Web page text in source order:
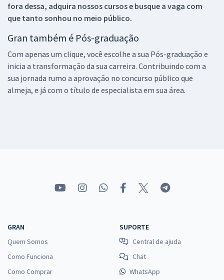
fora dessa, adquira nossos cursos e busque a vaga com
que tanto sonhou no meio público.
Gran também é Pós-graduação
Com apenas um clique, você escolhe a sua Pós-graduação e
inicia a transformação da sua carreira. Contribuindo com a
sua jornada rumo a aprovação no concurso público que
almeja, e já com o título de especialista em sua área.
GRAN
Quem Somos
Como Funciona
Como Comprar
SUPORTE
Central de ajuda
Chat
WhatsApp